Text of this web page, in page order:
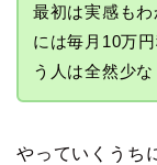
最初は実感も
には毎月10万
う人は全然少な
やっていくうち